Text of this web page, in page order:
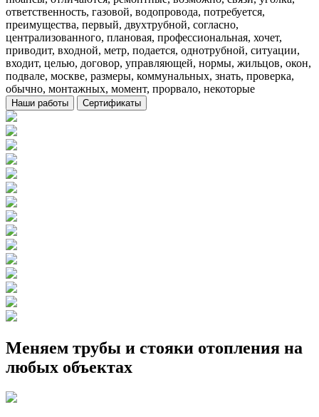
ответственность, газовой, водопровода, потребуется,
преимущества, первый, двухтрубной, согласно,
централизованного, плановая, профессиональная, хочет,
приводит, входной, метр, подается, однотрубной, ситуации,
входит, целью, договор, управляющей, нормы, жильцов, окон,
подвале, москве, размеры, коммунальных, знать, проверка,
обычно, монтажных, момент, прорвало, некоторые
Наши работы Сертификаты
Меняем трубы и стояки отопления на
любых объектах